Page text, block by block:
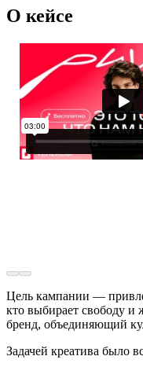
О кейсе
Цель кампании —
кто выбирает свободу
бренд, объединяющий
Задачей креатива было